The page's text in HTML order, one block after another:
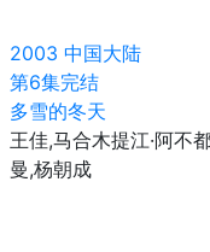
2003 中国大陆
第6集完结
多雪的冬天
王佳,马合木提江·阿不
曼,杨朝成